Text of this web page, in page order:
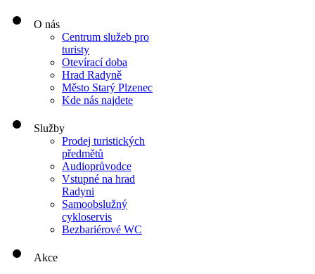
O nás
Centrum služeb pro
turisty
Otevírací doba
Hrad Radyně
Město Starý Plzenec
Kde nás najdete
Služby
Prodej turistických
předmětů
Audioprůvodce
Vstupné na hrad
Radyni
Samoobslužný
cykloservis
Bezbariérové WC
Akce